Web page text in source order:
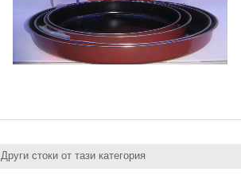
Други стоки от тази категория